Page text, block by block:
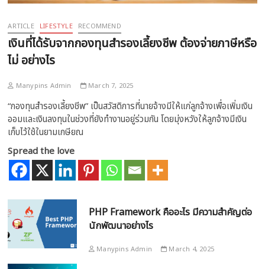
ARTICLE LIFESTYLE RECOMMEND
เงินที่ได้รับจากกองทุนสำรองเลี้ยงชีพ ต้องจ่ายภาษีหรือ
ไม่ อย่างไร
Manypins Admin March 7, 2025
“กองทุนสำรองเลี้ยงชีพ” เป็นสวัสดิการที่นายจ้างมีให้แก่ลูกจ้างเพื่อเพิ่มเงิน
ออมและเงินลงทุนในช่วงที่ยังทำงานอยู่ร่วมกัน โดยมุ่งหวังให้ลูกจ้างมีเงิน
เก็บไว้ใช้ในยามเกษียณ
Spread the love
PHP Framework คืออะไร มีความสำคัญต่อ
นักพัฒนาอย่างไร
Manypins Admin March 4, 2025